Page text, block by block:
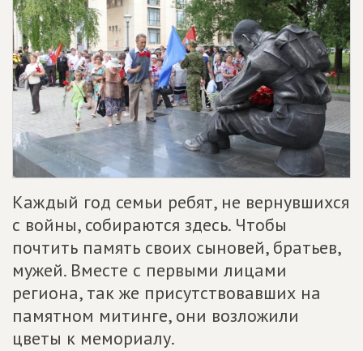
Каждый год семьи ребят, не вернувшихся
с войны, собираются здесь. Чтобы
почтить память своих сыновей, братьев,
мужей. Вместе с первыми лицами
региона, так же присутствовавших на
памятном митинге, они возложили
цветы к мемориалу.